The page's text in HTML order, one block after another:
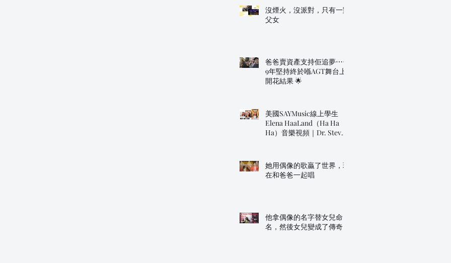
沒煙火，沒派對，只有一對
父女
爸爸賣資產支持佢追夢⋯⋯
9年堅持終於喺AGT舞台上
開花結果 🌟
美國SAYMusic線上學生
Elena HaaLand（Ha Ha
Ha）音樂視頻｜Dr. Steve
她用偶像的歌贏了世界，現
在和爸爸一起唱
他拿偶像的名字替女兒命
名，然後女兒變成了傳奇